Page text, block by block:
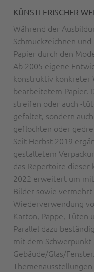
KÜNSTLERISCHER
Während der
Schmuckzeichnen
Papier durch den
Ab 2005 eigene
konstruktiv konkreter
bearbeitetem Papier.
streifen oder auch -
gefaltet, sondern
geflochten oder
Seit Herbst 2019
gestaltetem
das Repertoire dieser
2022 erweitert um
Bilder sowie
Wiederverwendung
Karton, Pappe, Tüten
Parallel dazu
mit dem Schwerpunkt
Gebäude/Glas/
Themenausstellungen